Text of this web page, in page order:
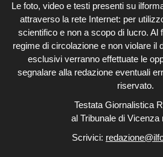
Le foto, video e testi presenti su
attraverso la rete Internet: per
scientifico e non a scopo di lucro. Al
regime di circolazione e non violare il
esclusivi verranno effettuate le
segnalare alla redazione eventuali
riservato.
Testata Giornalistica
al Tribunale di Vicenza
Scrivici: